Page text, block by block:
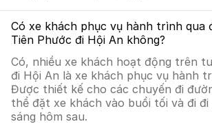
Có xe khách phục vụ hành trình qua
Tiên Phước đi Hội An không?
Có, nhiều xe khách hoạt động trên
đi Hội An là xe khách phục vụ hành
Được thiết kế cho các chuyến đi
thể đặt xe khách vào buổi tối và đi đi
sáng hôm sau.